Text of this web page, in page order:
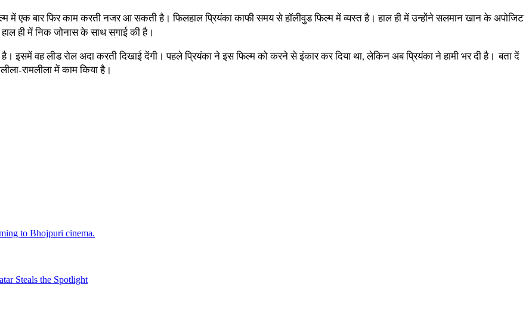
में एक बार फिर काम करती नजर आ सकती है। फिलहाल प्रियंका काफी समय से हॉलीवुड फिल्म में व्यस्त है। हाल ही में उन्होंने सलमान खान के अपोजिट
ही में निक जोनास के साथ सगाई की है।
इसमें वह लीड रोल अदा करती दिखाई देंगी। पहले प्रियंका ने इस फिल्म को करने से इंकार कर दिया था, लेकिन अब प्रियंका ने हामी भर दी है। बता दें
रामलीला में काम किया है।